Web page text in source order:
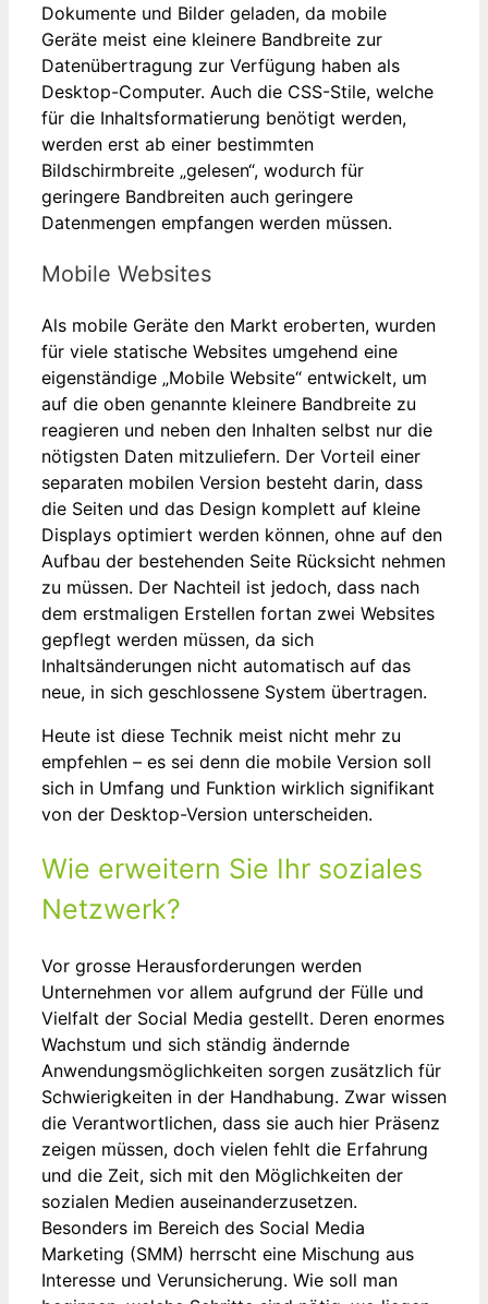
Dokumente und Bilder geladen, da mobile
Geräte meist eine kleinere Bandbreite zur
Datenübertragung zur Verfügung haben als
Desktop-Computer. Auch die CSS-Stile, welche
für die Inhaltsformatierung benötigt werden,
werden erst ab einer bestimmten
Bildschirmbreite „gelesen“, wodurch für
geringere Bandbreiten auch geringere
Datenmengen empfangen werden müssen.
Mobile Websites
Als mobile Geräte den Markt eroberten, wurden
für viele statische Websites umgehend eine
eigenständige „Mobile Website“ entwickelt, um
auf die oben genannte kleinere Bandbreite zu
reagieren und neben den Inhalten selbst nur die
nötigsten Daten mitzuliefern. Der Vorteil einer
separaten mobilen Version besteht darin, dass
die Seiten und das Design komplett auf kleine
Displays optimiert werden können, ohne auf den
Aufbau der bestehenden Seite Rücksicht nehmen
zu müssen. Der Nachteil ist jedoch, dass nach
dem erstmaligen Erstellen fortan zwei Websites
gepflegt werden müssen, da sich
Inhaltsänderungen nicht automatisch auf das
neue, in sich geschlossene System übertragen.
Heute ist diese Technik meist nicht mehr zu
empfehlen – es sei denn die mobile Version soll
sich in Umfang und Funktion wirklich signifikant
von der Desktop-Version unterscheiden.
Wie erweitern Sie Ihr soziales
Netzwerk?
Vor grosse Herausforderungen werden
Unternehmen vor allem aufgrund der Fülle und
Vielfalt der Social Media gestellt. Deren enormes
Wachstum und sich ständig ändernde
Anwendungsmöglichkeiten sorgen zusätzlich für
Schwierigkeiten in der Handhabung. Zwar wissen
die Verantwortlichen, dass sie auch hier Präsenz
zeigen müssen, doch vielen fehlt die Erfahrung
und die Zeit, sich mit den Möglichkeiten der
sozialen Medien auseinanderzusetzen.
Besonders im Bereich des Social Media
Marketing (SMM) herrscht eine Mischung aus
Interesse und Verunsicherung. Wie soll man